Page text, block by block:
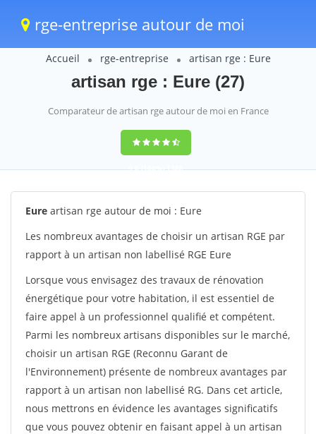
rge-entreprise autour de moi
Accueil rge-entreprise artisan rge : Eure
artisan rge : Eure (27)
Comparateur de artisan rge autour de moi en France
9,6(100%)1388
votes
Eure artisan rge autour de moi : Eure
Les nombreux avantages de choisir un artisan RGE par
rapport à un artisan non labellisé RGE Eure
Lorsque vous envisagez des travaux de rénovation
énergétique pour votre habitation, il est essentiel de
faire appel à un professionnel qualifié et compétent.
Parmi les nombreux artisans disponibles sur le marché,
choisir un artisan RGE (Reconnu Garant de
l'Environnement) présente de nombreux avantages par
rapport à un artisan non labellisé RG. Dans cet article,
nous mettrons en évidence les avantages significatifs
que vous pouvez obtenir en faisant appel à un artisan